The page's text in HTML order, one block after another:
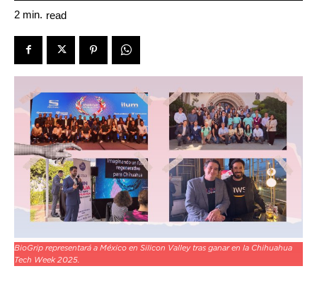
2 min. read
BioGrip representará a México en Silicon Valley tras ganar en la Chihuahua
Tech Week 2025.